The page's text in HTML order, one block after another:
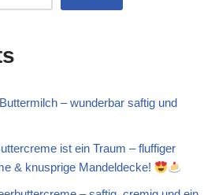
– wunderbar saftig und
ist ein Traum – fluffiger
& knusprige Mandeldecke!